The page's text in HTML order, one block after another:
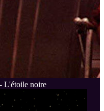
L'étoile noire